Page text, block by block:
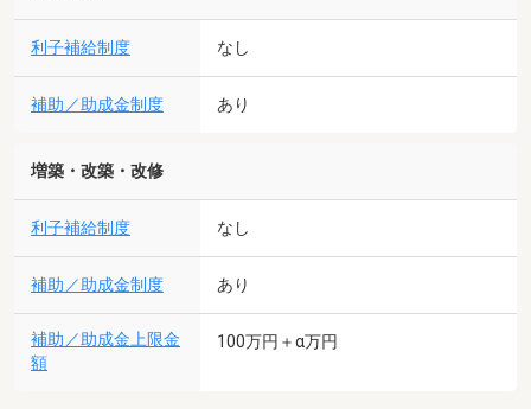
利子補給制度 なし
補助／助成金制度 あり
増築・改築・改修
利子補給制度 なし
補助／助成金制度 あり
補助／助成金上限金
額
100万円＋α万円